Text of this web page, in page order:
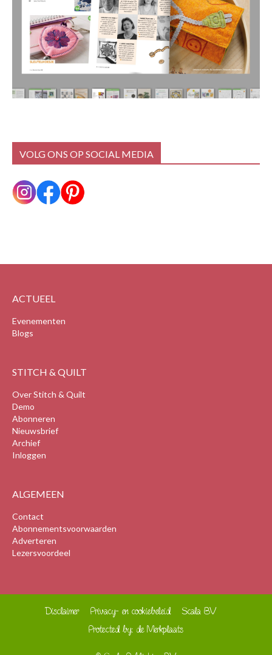
VOLG ONS OP SOCIAL MEDIA
ACTUEEL
Evenementen
Blogs
STITCH & QUILT
Over Stitch & Quilt
Demo
Abonneren
Nieuwsbrief
Archief
Inloggen
ALGEMEEN
Contact
Abonnementsvoorwaarden
Adverteren
Lezersvoordeel
Disclaimer Privacy- en cookiebeleid
Scala BV
Protected by: de Merkplaats